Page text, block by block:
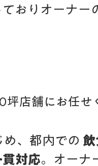
おりオーナー
坪店舗にお任せ
、都内での
対応。オーナ